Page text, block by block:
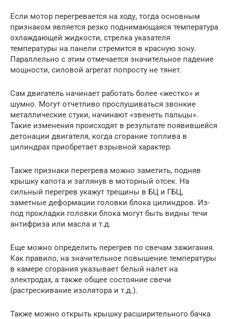
Если мотор перегревается на ходу, тогда основным
признаком является резко поднимающаяся температура
охлаждающей жидкости, стрелка указателя
температуры на панели стремится в красную зону.
Параллельно с этим отмечается значительное падение
мощности, силовой агрегат попросту не тянет.
Сам двигатель начинает работать более «жестко» и
шумно. Могут отчетливо прослушиваться звонкие
металлические стуки, начинают «звенеть пальцы».
Такие изменения происходят в результате появившейся
детонации двигателя, когда сгорание топлива в
цилиндрах приобретает взрывной характер.
Также признаки перегрева можно заметить, подняв
крышку капота и заглянув в моторный отсек. На
сильный перегрев укажут трещины в БЦ и ГБЦ,
заметные деформации головки блока цилиндров. Из-
под прокладки головки блока могут быть видны течи
антифриза или масла и т.д.
Еще можно определить перегрев по свечам зажигания.
Как правило, на значительное повышение температуры
в камере сгорания указывает белый налет на
электродах, а также общее состояние свечи
(растрескивание изолятора и т.д.).
Также можно открыть крышку расширительного бачка